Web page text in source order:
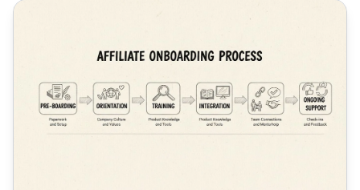
Pourquoi un bon processus d'intégration est-il important